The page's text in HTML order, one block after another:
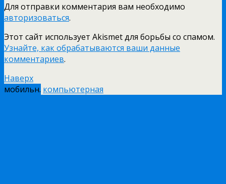
Для отправки комментария вам необходимо
авторизоваться.
Этот сайт использует Akismet для борьбы со спамом.
Узнайте, как обрабатываются ваши данные
комментариев.
Наверх
мобильн. компьютерная